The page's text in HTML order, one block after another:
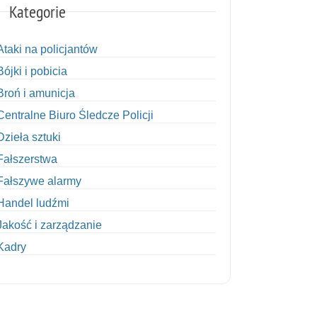
Kategorie
na policjantów
i pobicia
i amunicja
Biuro Śledcze Policji
sztuki
alarmy
ludźmi
i zarządzanie